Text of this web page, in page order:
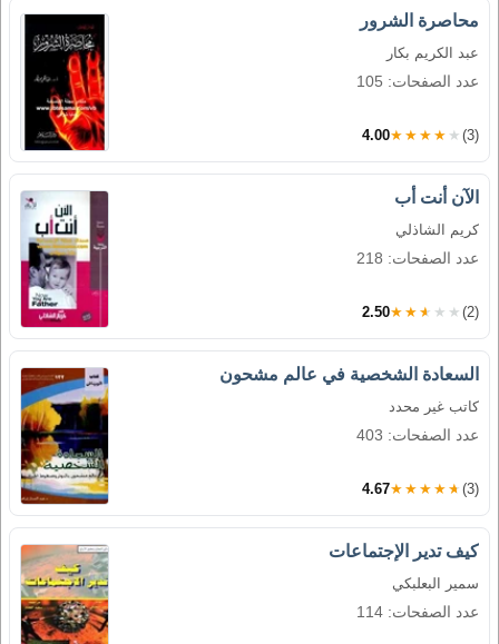
محاصرة الشرور
عبد الكريم بكار
عدد الصفحات: 105
4.00★★★★★ (3)
الآن أنت أب
كريم الشاذلي
عدد الصفحات: 218
2.50★★★★★ (2)
السعادة الشخصية في عالم مشحون
كاتب غير محدد
عدد الصفحات: 403
4.67★★★★★ (3)
كيف تدير الإجتماعات
سمير البعلبكي
عدد الصفحات: 114